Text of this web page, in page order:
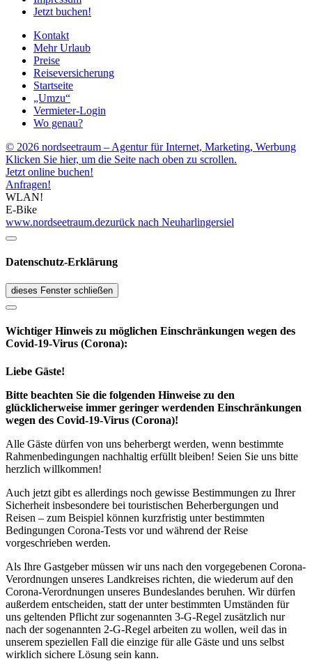
Jetzt buchen!
Kontakt
Mehr Urlaub
Preise
Reiseversicherung
Startseite
„Umzu“
Vermieter-Login
Wo genau?
© 2026 nordseetraum – Agentur für Internet, Marketing, Werbung
Klicken Sie hier, um die Seite nach oben zu scrollen.
Jetzt online buchen!
Anfragen!
WLAN!
E-Bike
www.nordseetraum.dezurück nach Neuharlingersiel
Datenschutz-Erklärung
dieses Fenster schließen
Wichtiger Hinweis zu möglichen Ein­schränk­ungen wegen des
Covid-19-Virus (Corona):
Liebe Gäste!
Bitte beachten Sie die folgenden Hinweise zu den
glücklicherweise immer geringer werdenden Einschränkungen
wegen des Covid-19-Virus (Corona)!
Alle Gäste dürfen von uns beherbergt werden, wenn bestimmte
Rahmenbedingungen nachhaltig erfüllt bleiben! Seien Sie uns bitte
herzlich willkommen!
Auch jetzt gibt es allerdings noch gewisse Bestimmungen zu Ihrer
Sicherheit insbesondere bei touristischen Beherbergungen und
Reisen – zum Beispiel können kurzfristig unter bestimmten
Bedingungen Corona-Tests vor und während der Reise
vorgeschrieben werden.
Als Ihre Gastgeber müssen wir uns nach den vorgegebenen Corona-
Verordnungen unseres Landkreises richten, die wiederum auf den
Corona-Verordnungen unseres Bundeslandes beruhen. Wir dürfen
außerdem entscheiden, statt der unter bestimmten Umständen für
uns geltenden Pflicht zur sogenannten 3-G-Regel zusätzlich nur
nach der sogenannten 2-G-Regel arbeiten zu wollen, weil das in
unserem speziellen Fall die einzige für alle Gäste und uns selbst
wirklich sichere Lösung sein kann.